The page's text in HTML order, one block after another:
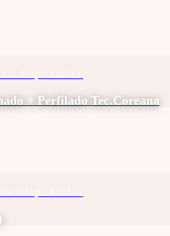
+ Perfilado Tec.Coreana